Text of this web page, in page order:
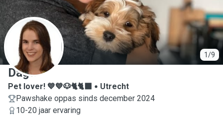
1/9
D
Daga
Pet lover! 💙💙🐶🐈🐈‍⬛
Utrecht
Pawshake oppas sinds december 2024
10-20 jaar ervaring